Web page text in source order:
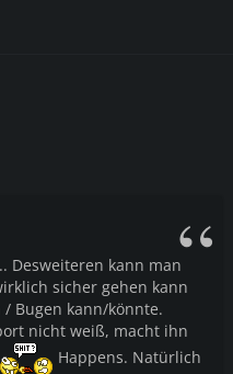
Desweiteren kann man
sicher gehen kann
Bugen kann/könnte.
nicht weiß, macht ihn
Happens. Natürlich